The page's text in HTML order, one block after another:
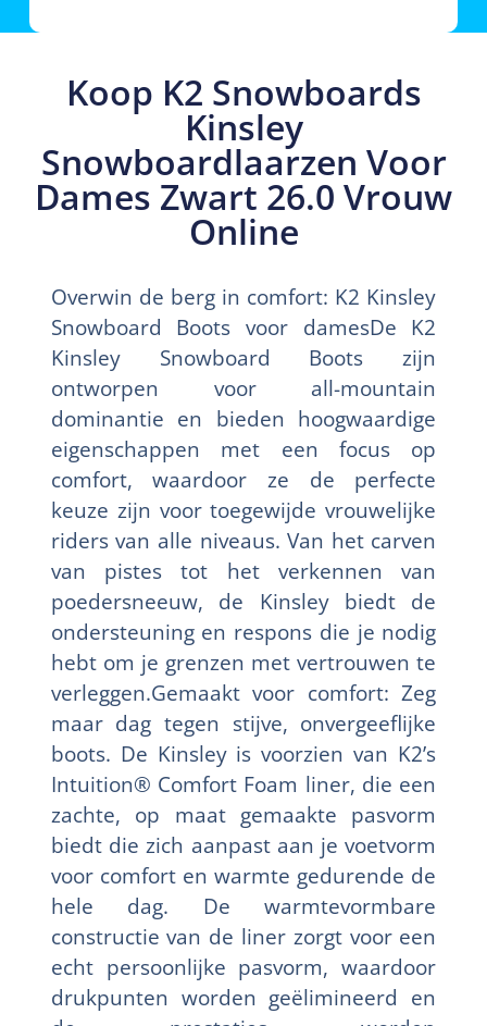
Koop K2 Snowboards
Kinsley
Snowboardlaarzen Voor
Dames Zwart 26.0 Vrouw
Online
Overwin de berg in comfort: K2 Kinsley
Snowboard Boots voor damesDe K2
Kinsley Snowboard Boots zijn
ontworpen voor all-mountain
dominantie en bieden hoogwaardige
eigenschappen met een focus op
comfort, waardoor ze de perfecte
keuze zijn voor toegewijde vrouwelijke
riders van alle niveaus. Van het carven
van pistes tot het verkennen van
poedersneeuw, de Kinsley biedt de
ondersteuning en respons die je nodig
hebt om je grenzen met vertrouwen te
verleggen.Gemaakt voor comfort: Zeg
maar dag tegen stijve, onvergeeflijke
boots. De Kinsley is voorzien van K2’s
Intuition® Comfort Foam liner, die een
zachte, op maat gemaakte pasvorm
biedt die zich aanpast aan je voetvorm
voor comfort en warmte gedurende de
hele dag. De warmtevormbare
constructie van de liner zorgt voor een
echt persoonlijke pasvorm, waardoor
drukpunten worden geëlimineerd en